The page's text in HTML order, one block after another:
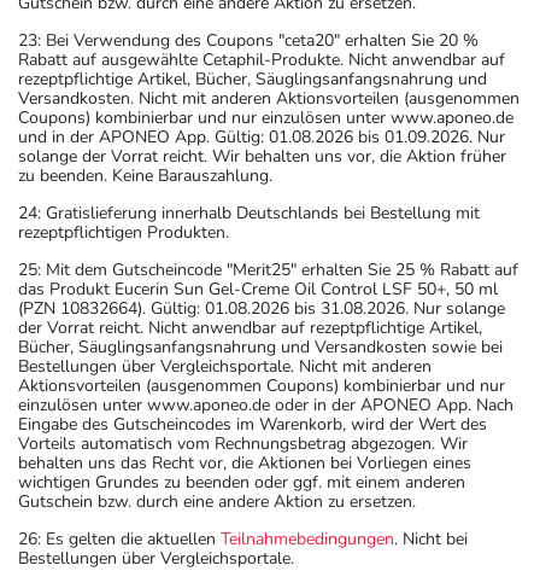
23: Bei Verwendung des Coupons "ceta20" erhalten Sie 20 %
Rabatt auf ausgewählte Cetaphil-Produkte. Nicht anwendbar auf
rezeptpflichtige Artikel, Bücher, Säuglingsanfangsnahrung und
Versandkosten. Nicht mit anderen Aktionsvorteilen (ausgenommen
Coupons) kombinierbar und nur einzulösen unter www.aponeo.de
und in der APONEO App. Gültig: 01.08.2026 bis 01.09.2026. Nur
solange der Vorrat reicht. Wir behalten uns vor, die Aktion früher
zu beenden. Keine Barauszahlung.
24: Gratislieferung innerhalb Deutschlands bei Bestellung mit
rezeptpflichtigen Produkten.
25: Mit dem Gutscheincode "Merit25" erhalten Sie 25 % Rabatt auf
das Produkt Eucerin Sun Gel-Creme Oil Control LSF 50+, 50 ml
(PZN 10832664). Gültig: 01.08.2026 bis 31.08.2026. Nur solange
der Vorrat reicht. Nicht anwendbar auf rezeptpflichtige Artikel,
Bücher, Säuglingsanfangsnahrung und Versandkosten sowie bei
Bestellungen über Vergleichsportale. Nicht mit anderen
Aktionsvorteilen (ausgenommen Coupons) kombinierbar und nur
einzulösen unter www.aponeo.de oder in der APONEO App. Nach
Eingabe des Gutscheincodes im Warenkorb, wird der Wert des
Vorteils automatisch vom Rechnungsbetrag abgezogen. Wir
behalten uns das Recht vor, die Aktionen bei Vorliegen eines
wichtigen Grundes zu beenden oder ggf. mit einem anderen
Gutschein bzw. durch eine andere Aktion zu ersetzen.
26: Es gelten die aktuellen Teilnahmebedingungen. Nicht bei
Bestellungen über Vergleichsportale.